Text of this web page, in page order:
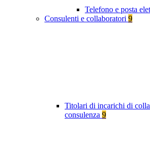
Telefono e posta
Consulenti e collaboratori 9
Titolari di incarichi di
consulenza 9